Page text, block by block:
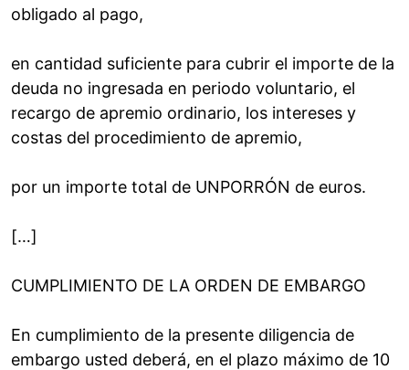
obligado al pago,
en cantidad suficiente para cubrir el importe de la
deuda no ingresada en periodo voluntario, el
recargo de apremio ordinario, los intereses y
costas del procedimiento de apremio,
por un importe total de UNPORRÓN de euros.
[…]
CUMPLIMIENTO DE LA ORDEN DE EMBARGO
En cumplimiento de la presente diligencia de
embargo usted deberá, en el plazo máximo de 10